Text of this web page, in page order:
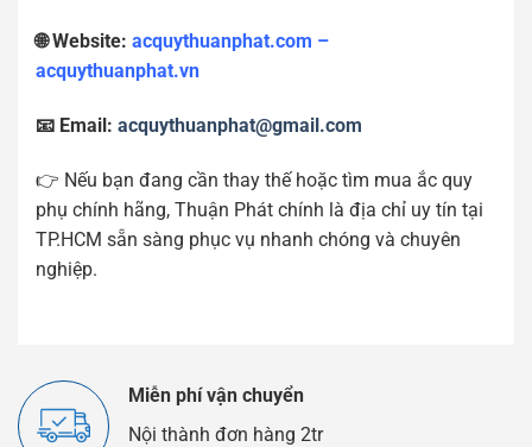
🌐 Website: acquythuanphat.com –
acquythuanphat.vn
📧 Email: acquythuanphat@gmail.com
👉 Nếu bạn đang cần thay thế hoặc tìm mua ắc quy
phụ chính hãng, Thuận Phát chính là địa chỉ uy tín tại
TP.HCM sẵn sàng phục vụ nhanh chóng và chuyên
nghiệp.
Miễn phí vận chuyển
Nội thành đơn hàng 2tr